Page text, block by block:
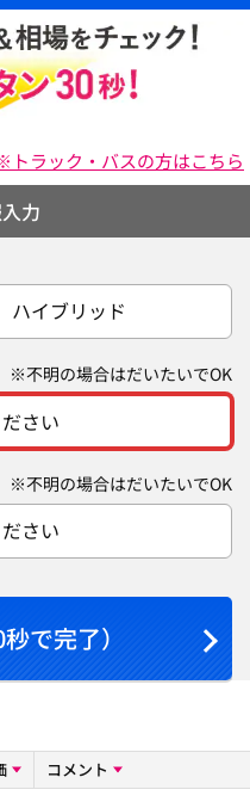
トラック・バスの方はこちら
力
イブリッド
※不明の場合はだいたいでOK
さい
※不明の場合はだいたいでOK
さい
で完了）
コメント